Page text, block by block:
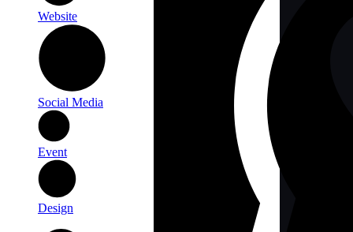
Website
Social Media
Event
Design